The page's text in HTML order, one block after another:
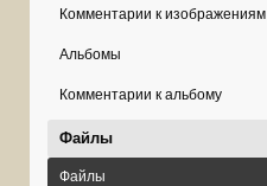
Комментарии к изображениям
Альбомы
Комментарии к альбому
Файлы
Файлы